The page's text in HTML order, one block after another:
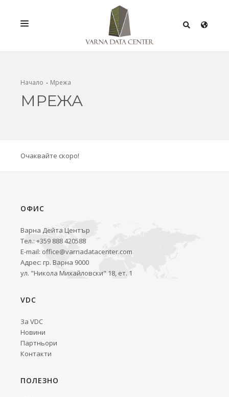
ПРОМОЦИИ
СЕРТИФИКАТИ
Начало Мрежа
МРЕЖА
Очаквайте скоро!
ОФИС
Варна Дейта Център
Тел.: +359 888 420588
E-mail: office@varnadatacenter.com
Адрес: гр. Варна 9000
ул. "Никола Михайловски" 18, ет. 1
VDC
За VDC
Новини
Партньори
Контакти
ПОЛЕЗНО